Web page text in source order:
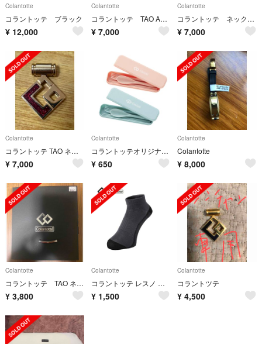
Colantotte
コラントッテ ブラック
¥ 12,000
Colantotte
コラントッテ TAO AURA
¥ 7,000
Colantotte
コラントッテ ネックレス
¥ 7,000
Colantotte
コラントッテ TAO ネックレス スリム AURA mini
¥ 7,000
Colantotte
コラントッテオリジナル・カトラリーセット
¥ 650
Colantotte
Colantotte
¥ 8,000
Colantotte
コラントッテ TAO ネックレス スリム ARIE トップ
¥ 3,800
Colantotte
コラントッテ レスノ プロエイドソックス ランニング用
¥ 1,500
Colantotte
コラントツテ
¥ 4,500